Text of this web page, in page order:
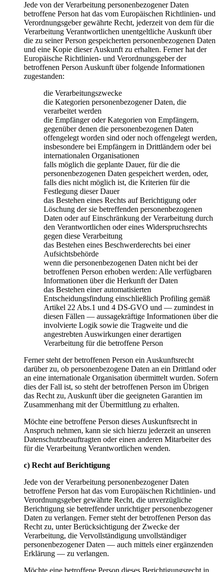
Jede von der Verarbeitung personenbezogener Daten
betroffene Person hat das vom Europäischen Richtlinien- und
Verordnungsgeber gewährte Recht, jederzeit von dem für die
Verarbeitung Verantwortlichen unentgeltliche Auskunft über
die zu seiner Person gespeicherten personenbezogenen Daten
und eine Kopie dieser Auskunft zu erhalten. Ferner hat der
Europäische Richtlinien- und Verordnungsgeber der
betroffenen Person Auskunft über folgende Informationen
zugestanden:
die Verarbeitungszwecke
die Kategorien personenbezogener Daten, die
verarbeitet werden
die Empfänger oder Kategorien von Empfängern,
gegenüber denen die personenbezogenen Daten
offengelegt worden sind oder noch offengelegt werden,
insbesondere bei Empfängern in Drittländern oder bei
internationalen Organisationen
falls möglich die geplante Dauer, für die die
personenbezogenen Daten gespeichert werden, oder,
falls dies nicht möglich ist, die Kriterien für die
Festlegung dieser Dauer
das Bestehen eines Rechts auf Berichtigung oder
Löschung der sie betreffenden personenbezogenen
Daten oder auf Einschränkung der Verarbeitung durch
den Verantwortlichen oder eines Widerspruchsrechts
gegen diese Verarbeitung
das Bestehen eines Beschwerderechts bei einer
Aufsichtsbehörde
wenn die personenbezogenen Daten nicht bei der
betroffenen Person erhoben werden: Alle verfügbaren
Informationen über die Herkunft der Daten
das Bestehen einer automatisierten
Entscheidungsfindung einschließlich Profiling gemäß
Artikel 22 Abs.1 und 4 DS-GVO und — zumindest in
diesen Fällen — aussagekräftige Informationen über die
involvierte Logik sowie die Tragweite und die
angestrebten Auswirkungen einer derartigen
Verarbeitung für die betroffene Person
Ferner steht der betroffenen Person ein Auskunftsrecht
darüber zu, ob personenbezogene Daten an ein Drittland oder
an eine internationale Organisation übermittelt wurden. Sofern
dies der Fall ist, so steht der betroffenen Person im Übrigen
das Recht zu, Auskunft über die geeigneten Garantien im
Zusammenhang mit der Übermittlung zu erhalten.
Möchte eine betroffene Person dieses Auskunftsrecht in
Anspruch nehmen, kann sie sich hierzu jederzeit an unseren
Datenschutzbeauftragten oder einen anderen Mitarbeiter des
für die Verarbeitung Verantwortlichen wenden.
c) Recht auf Berichtigung
Jede von der Verarbeitung personenbezogener Daten
betroffene Person hat das vom Europäischen Richtlinien- und
Verordnungsgeber gewährte Recht, die unverzügliche
Berichtigung sie betreffender unrichtiger personenbezogener
Daten zu verlangen. Ferner steht der betroffenen Person das
Recht zu, unter Berücksichtigung der Zwecke der
Verarbeitung, die Vervollständigung unvollständiger
personenbezogener Daten — auch mittels einer ergänzenden
Erklärung — zu verlangen.
Möchte eine betroffene Person dieses Berichtigungsrecht in